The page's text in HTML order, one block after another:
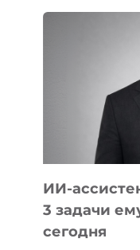
ИИ-
3 задачи
сегодня